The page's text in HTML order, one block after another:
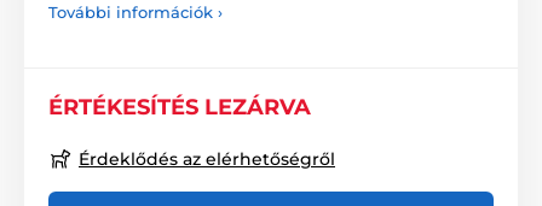
További információk ›
ÉRTÉKESÍTÉS LEZÁRVA
Érdeklődés az elérhetőségről